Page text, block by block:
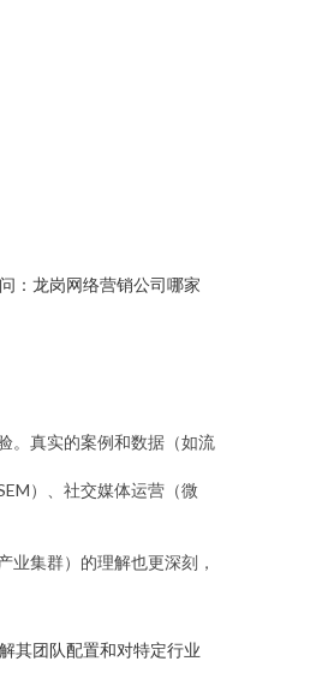
：龙岗网络营销公司哪家
。真实的案例和数据（如流
）、社交媒体运营（微
业集群）的理解也更深刻，
其团队配置和对特定行业